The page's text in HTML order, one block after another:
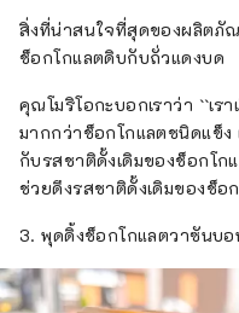
สิ่งที่น่าสนใจที่สุดของผลิตภั
ช็อกโกแลตดิบกับถั่วแดงบด
คุณโมริโอกะบอกเราว่า ``เ
มากกว่าช็อกโกแลตชนิดแข็ง
กับรสชาติดั้งเดิมของช็อกโ
ช่วยดึงรสชาติดั้งเดิมของช็อ
3. พุดดิ้งช็อกโกแลตวาซันบ